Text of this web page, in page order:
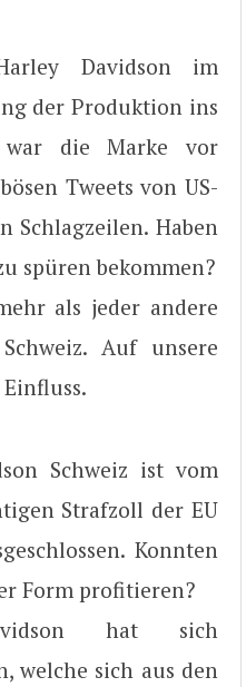
Davidson im
der Produktion ins
war die Marke vor
Tweets von US-
Schlagzeilen. Haben
spüren bekommen?
als jeder andere
Auf unsere
Schweiz ist vom
Strafzoll der EU
Konnten
Form profitieren?
hat sich
welche sich aus den